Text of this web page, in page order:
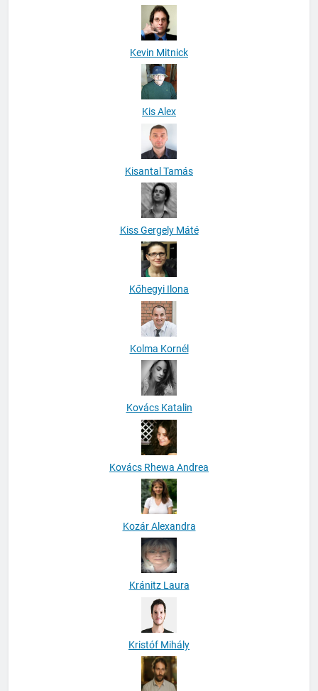
Kevin Mitnick
Kis Alex
Kisantal Tamás
Kiss Gergely Máté
Kőhegyi Ilona
Kolma Kornél
Kovács Katalin
Kovács Rhewa Andrea
Kozár Alexandra
Kránitz Laura
Kristóf Mihály